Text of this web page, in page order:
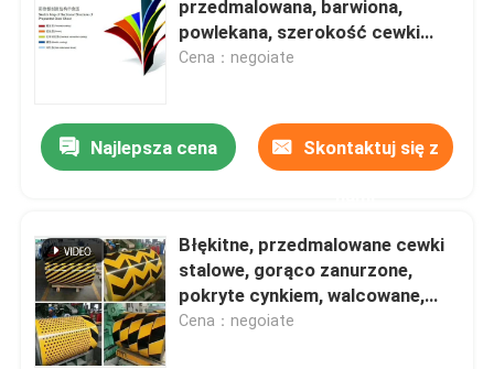
Paski ze stali węglowej
Płyty z stali węglowej
Rura ze stali nierdzewnej
ocynkowana stalowa rura
przedmalowana, barwiona,
powlekana, szerokość cewki
3000 mm
Cena：negoiate
Najlepsza cena Skontaktuj się z
Błękitne, przedmalowane cewki
stalowe, gorąco zanurzone,
pokryte cynkiem, walcowane,
żelazne
Cena：negoiate